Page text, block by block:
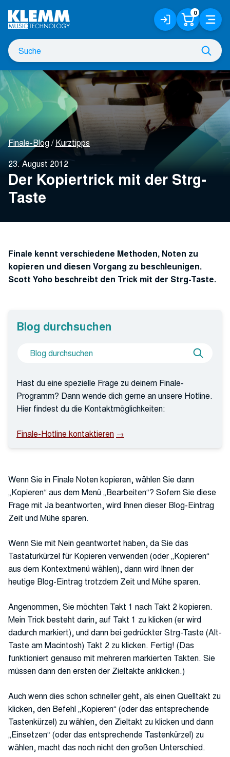
Hauptinhalt
Suche
nach
Anmelden
/
Registrieren
0 Menü
Finale-Blog Kurztipps
23. August 2012
Der Kopiertrick mit der Strg-
Taste
Finale kennt verschiedene Methoden, Noten zu
kopieren und diesen Vorgang zu beschleunigen.
Scott Yoho beschreibt den Trick mit der Strg-Taste.
Blog durchsuchen
Suche
nach
Blog
Hast du eine spezielle Frage zu deinem Finale-
Programm? Dann wende dich gerne an unsere Hotline.
Hier findest du die Kontaktmöglichkeiten:
Finale-Hotline kontaktieren
Wenn Sie in Finale Noten kopieren, wählen Sie dann
„Kopieren“ aus dem Menü „Bearbeiten“? Sofern Sie diese
Frage mit Ja beantworten, wird Ihnen dieser Blog-Eintrag
Zeit und Mühe sparen.
Wenn Sie mit Nein geantwortet haben, da Sie das
Tastaturkürzel für Kopieren verwenden (oder „Kopieren“
aus dem Kontextmenü wählen), dann wird Ihnen der
heutige Blog-Eintrag trotzdem Zeit und Mühe sparen.
Angenommen, Sie möchten Takt 1 nach Takt 2 kopieren.
Mein Trick besteht darin, auf Takt 1 zu klicken (er wird
dadurch markiert), und dann bei gedrückter Strg-Taste (Alt-
Taste am Macintosh) Takt 2 zu klicken. Fertig! (Das
funktioniert genauso mit mehreren markierten Takten. Sie
müssen dann den ersten der Zieltakte anklicken.)
Auch wenn dies schon schneller geht, als einen Quelltakt zu
klicken, den Befehl „Kopieren“ (oder das entsprechende
Tastenkürzel) zu wählen, den Zieltakt zu klicken und dann
„Einsetzen“ (oder das entsprechende Tastenkürzel) zu
wählen, macht das noch nicht den großen Unterschied.